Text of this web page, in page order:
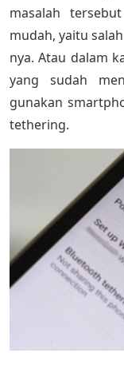
masalah
mudah, yaitu
nya. Atau dalam
yang sudah
gunakan
tethering.